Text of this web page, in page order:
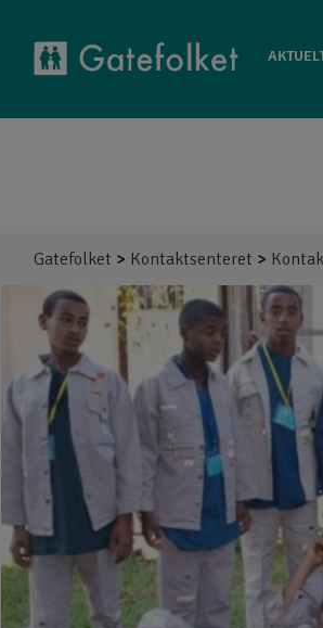
BLI FADDER HER ARBEIDER VI OM
Gatefolket > Kontaktsenteret >